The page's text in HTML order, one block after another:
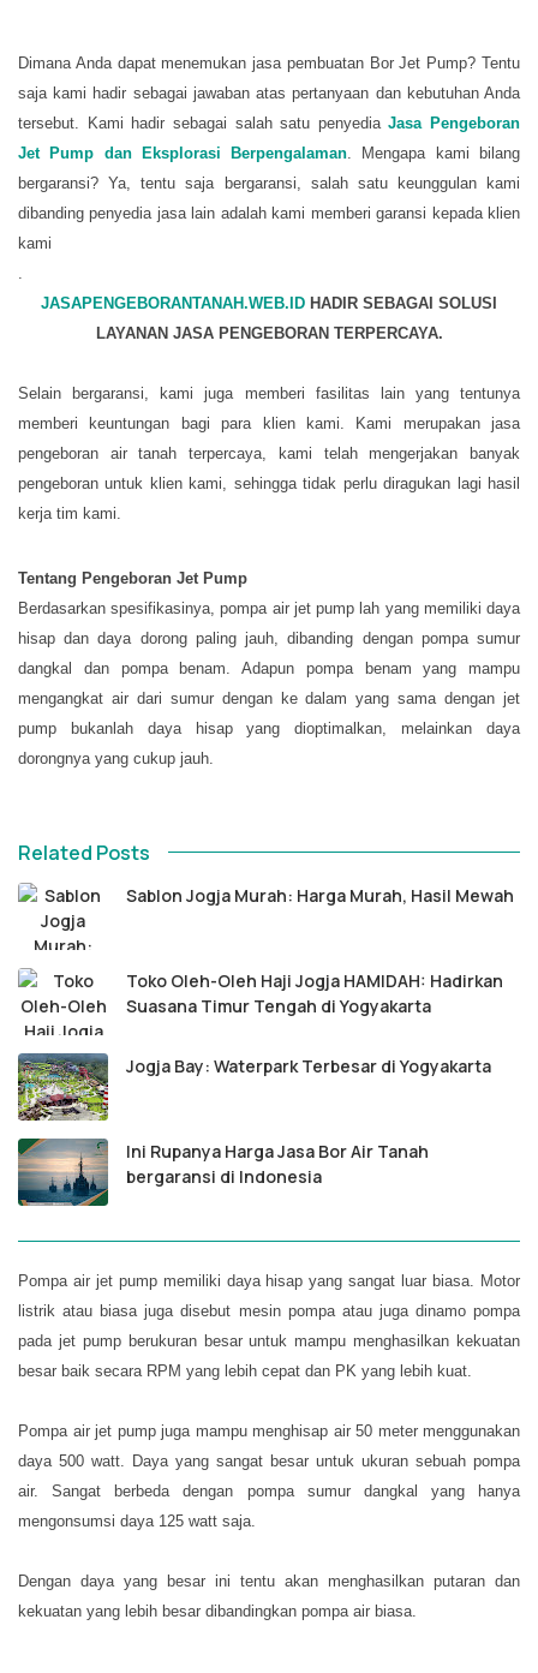
Dimana Anda dapat menemukan jasa pembuatan Bor Jet Pump? Tentu
saja kami hadir sebagai jawaban atas pertanyaan dan kebutuhan Anda
tersebut. Kami hadir sebagai salah satu penyediaJasa Pengeboran
Jet Pump dan Eksplorasi Berpengalaman . Mengapa kami bilang
bergaransi? Ya, tentu saja bergaransi, salah satu keunggulan kami
dibanding penyedia jasa lain adalah kami memberi garansi kepada klien
kami
JASAPENGEBORANTANAH.WEB.ID HADIR SEBAGAI SOLUSI
LAYANAN JASA PENGEBORAN TERPERCAYA.
Selain bergaransi, kami juga memberi fasilitas lain yang tentunya
memberi keuntungan bagi para klien kami. Kami merupakan jasa
pengeboran air tanah terpercaya, kami telah mengerjakan banyak
pengeboran untuk klien kami, sehingga tidak perlu diragukan lagi hasil
kerja tim kami.
Tentang Pengeboran Jet Pump
Berdasarkan spesifikasinya, pompa air jet pump lah yang memiliki daya
hisap dan daya dorong paling jauh, dibanding dengan pompa sumur
dangkal dan pompa benam. Adapun pompa benam yang mampu
mengangkat air dari sumur dengan ke dalam yang sama dengan jet
pump bukanlah daya hisap yang dioptimalkan, melainkan daya
dorongnya yang cukup jauh.
Related Posts
Sablon Jogja Murah: Harga Murah, Hasil Mewah
Toko Oleh-Oleh Haji Jogja HAMIDAH: Hadirkan
Suasana Timur Tengah di Yogyakarta
Jogja Bay: Waterpark Terbesar di Yogyakarta
Ini Rupanya Harga Jasa Bor Air Tanah
bergaransi di Indonesia
Pompa air jet pump memiliki daya hisap yang sangat luar biasa. Motor
listrik atau biasa juga disebut mesin pompa atau juga dinamo pompa
pada jet pump berukuran besar untuk mampu menghasilkan kekuatan
besar baik secara RPM yang lebih cepat dan PK yang lebih kuat.
Pompa air jet pump juga mampu menghisap air 50 meter menggunakan
daya 500 watt. Daya yang sangat besar untuk ukuran sebuah pompa
air. Sangat berbeda dengan pompa sumur dangkal yang hanya
mengonsumsi daya 125 watt saja.
Dengan daya yang besar ini tentu akan menghasilkan putaran dan
kekuatan yang lebih besar dibandingkan pompa air biasa.